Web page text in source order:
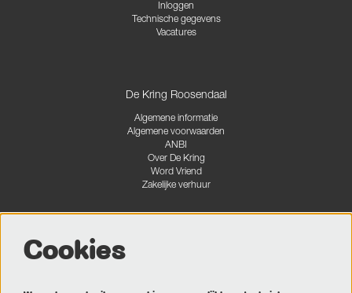
Inloggen
Technische gegevens
Vacatures
De Kring Roosendaal
Algemene informatie
Algemene voorwaarden
ANBI
Over De Kring
Word Vriend
Zakelijke verhuur
Cookies